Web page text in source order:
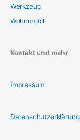
Werkzeug
Wohnmobil
Kontakt und mehr
Impressum
Datenschutzerklärung